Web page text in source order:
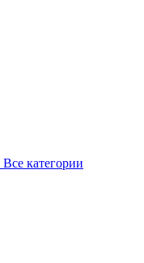
Все категории